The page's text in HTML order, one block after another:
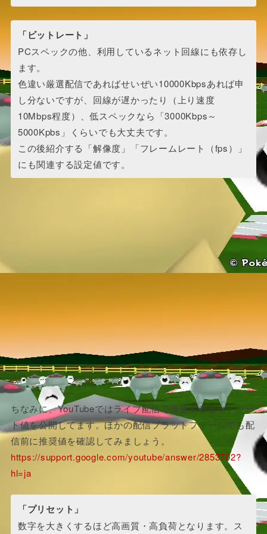
「ビットレート」
PCスペックの他、利用しているネット回線にも依存し
ます。
色違い厳選配信であればせいぜい10000Kbpsあれば申
し分ないですが、回線が遅かったり（上り速度
10Mbps程度）、低スペックなら「3000Kbps～
5000Kpbs」くらいでも大丈夫です。
この後紹介する「解像度」「フレームレート（fps）」
にも関連する設定値です。
ちなみに、YouTubeではライブ配信で推奨するビットレー
ト値を公開してます。ほかの配信プラットフォームでも配
信前に推奨値を確認してみましょう。
https://support.google.com/youtube/answer/2853702?
hl=ja
「プリセット」
数字を大きくするほど高画質・高負荷となります。ス